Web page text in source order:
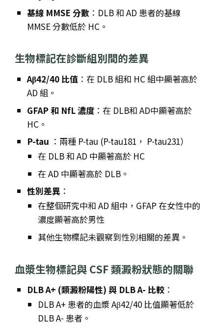
基線 MMSE 分數 ：DLB 和 AD 患者的基線
MMSE 分數低於 HC。
生物標記在診斷組別間的差異
Aβ42/40 比值 ：在 DLB 組和 HC 組中顯著高於
AD 組。
GFAP 和 NfL 濃度 ：在 DLB和 AD中顯著高於
HC。
P-tau ：兩種 P-tau (P-tau181， P-tau231）
在 DLB 和 AD 中顯著高於 HC
在 AD 中顯著高於 DLB。
性別差異 ：
在整個研究中和 AD 組中，GFAP 在女性中的
濃度顯著高於男性
其他生物標記未觀察到性別相關的差異。
血漿生物標記與 CSF 類澱粉狀態的關聯
DLB A+ (類澱粉陽性) 與 DLB A- 比較 ：
DLB A+ 患者的血漿 Aβ42/40 比值顯著低於
DLB A- 患者。